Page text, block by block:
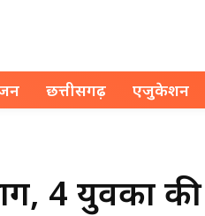
छत्तीसगढ़ एजुकेशन
4 युवकों